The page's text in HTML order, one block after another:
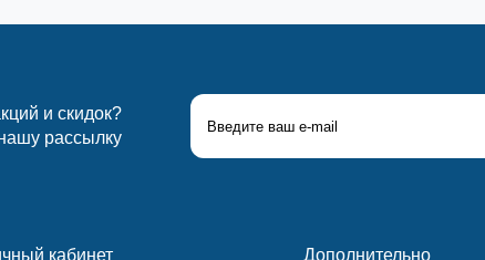
и скидок?
рассылку
кабинет Дополнительно